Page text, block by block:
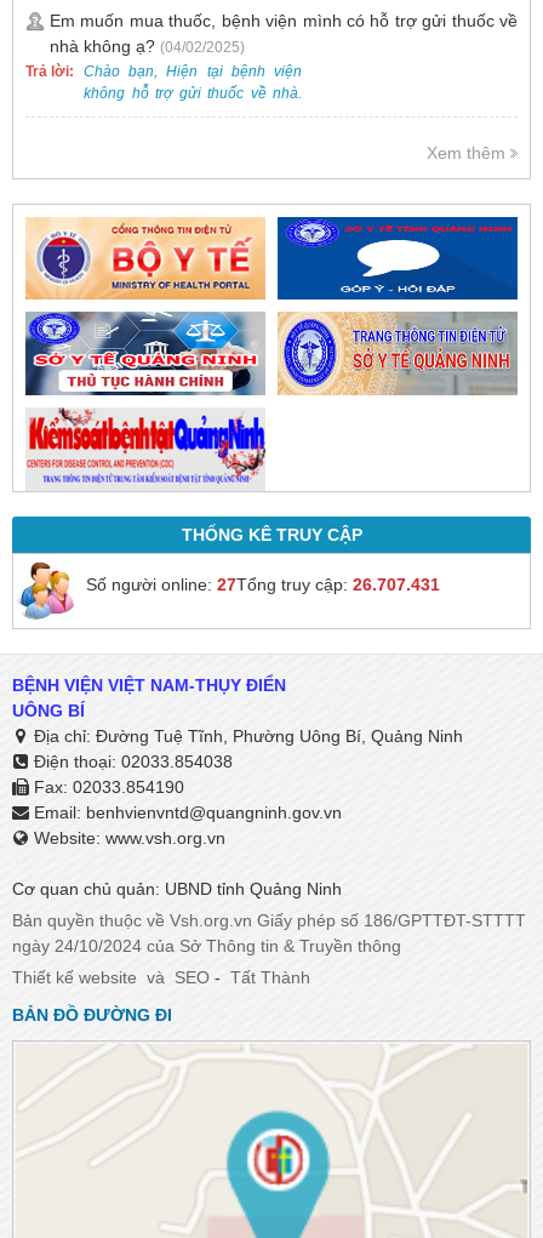
là một kỹ thuật ít xâm lấn, an toàn
và phổ biến.
Em muốn mua thuốc, bệnh viện mình có hỗ trợ gửi thuốc về
nhà không ạ? (04/02/2025)
Trả lời:
Chào bạn, Hiện tại bệnh viện
không hỗ trợ gửi thuốc về nhà.
Việc cấp phát thuốc tại bệnh viện
trực tiếp.
Xem thêm
THỐNG KÊ TRUY CẬP
Số người online: 27Tổng truy cập: 26.707.431
BỆNH VIỆN VIỆT NAM-THỤY ĐIỂN
UÔNG BÍ
Địa chỉ: Đường Tuệ Tĩnh, Phường Uông Bí, Quảng Ninh
Điện thoại: 02033.854038
Fax: 02033.854190
Email: benhvienvntd@quangninh.gov.vn​​​​​​​
Website: www.vsh.org.vn
Cơ quan chủ quản: UBND tỉnh Quảng Ninh
Bản quyền thuộc về Vsh.org.vn Giấy phép số 186/GPTTĐT-STTTT
ngày 24/10/2024 của Sở Thông tin & Truyền thông
Thiết kế website và SEO - Tất Thành
BẢN ĐỒ ĐƯỜNG ĐI